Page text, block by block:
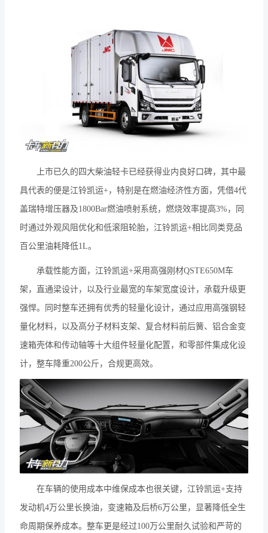
上市已久的四大柴油轻卡已经获得业内良好口碑，其中最
具代表的便是江铃凯运+，特别是在燃油经济性方面，凭借4代
盖瑞特增压器及1800Bar燃油喷射系统，燃烧效率提高3%，同
时通过外观风阻优化和低滚阻轮胎，江铃凯运+相比同类竞品
百公里油耗降低1L。
承载性能方面，江铃凯运+采用高强刚材QSTE650M车
架，直通梁设计，以及行业最宽的车架宽度设计，承载升级更
强悍。同时整车还拥有优秀的轻量化设计，通过应用高强钢轻
量化材料，以及高分子材料支架、复合材料前后簧、铝合金变
速箱壳体和传动轴等十大组件轻量化配置，和零部件集成化设
计，整车降重200公斤，合规更高效。
在车辆的使用成本中维保成本也很关键，江铃凯运+支持
发动机4万公里长换油，变速箱及后桥6万公里，显著降低全生
命周期保养成本。整车更是经过100万公里耐久试验和严苛的